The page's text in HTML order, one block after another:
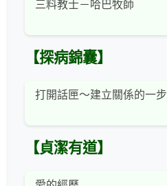
三料教士－哈巴牧師
【探病錦囊】
打開話匣～建立關係的一步
【貞潔有道】